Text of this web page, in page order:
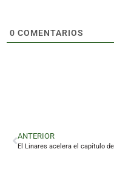
0 COMENTARIOS
ANTERIOR